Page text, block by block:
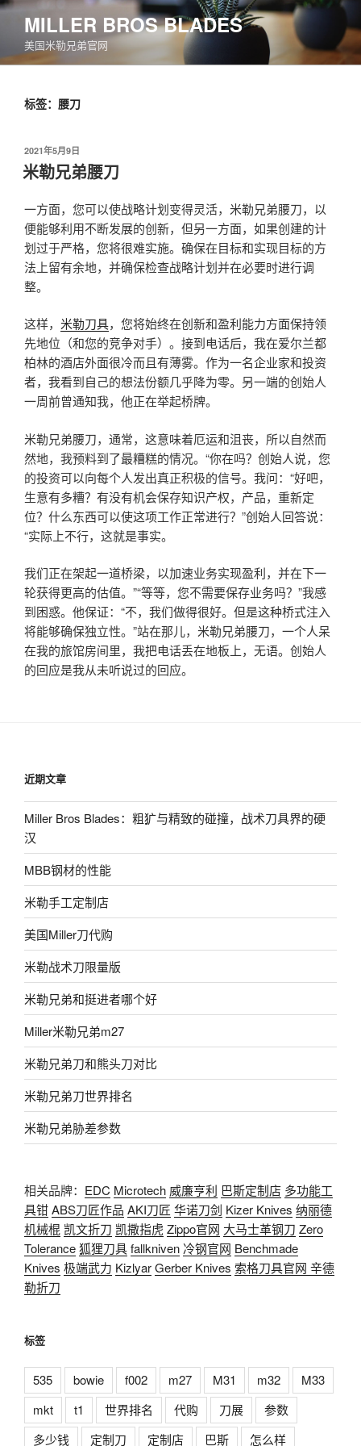
跳
容
MILLER BROS BLADES
美国米勒兄弟官网
标签：腰刀
发
布
于
2021年5月9日
米勒兄弟腰刀
一方面，您可以使战略计划变得灵活，米勒兄弟腰刀，以
便能够利用不断发展的创新，但另一方面，如果创建的计
划过于严格，您将很难实施。确保在目标和实现目标的方
法上留有余地，并确保检查战略计划并在必要时进行调
整。
这样， 米勒刀具，您将始终在创新和盈利能力方面保持领
先地位（和您的竞争对手）。接到电话后，我在爱尔兰都
柏林的酒店外面很冷而且有薄雾。作为一名企业家和投资
者，我看到自己的想法份额几乎降为零。另一端的创始人
一周前曾通知我，他正在举起桥牌。
米勒兄弟腰刀，通常，这意味着厄运和沮丧，所以自然而
然地，我预料到了最糟糕的情况。“你在吗？创始人说，您
的投资可以向每个人发出真正积极的信号。我问：“好吧，
生意有多糟？有没有机会保存知识产权，产品，重新定
位？什么东西可以使这项工作正常进行？”创始人回答说：
“实际上不行，这就是事实。
我们正在架起一道桥梁，以加速业务实现盈利，并在下一
轮获得更高的估值。”“等等，您不需要保存业务吗？”我感
到困惑。他保证：“不，我们做得很好。但是这种桥式注入
将能够确保独立性。”站在那儿，米勒兄弟腰刀，一个人呆
在我的旅馆房间里，我把电话丢在地板上，无语。创始人
的回应是我从未听说过的回应。
近期文章
Miller Bros Blades：粗犷与精致的碰撞，战术刀具界的硬
汉
MBB钢材的性能
米勒手工定制店
美国Miller刀代购
米勒战术刀限量版
米勒兄弟和挺进者哪个好
Miller米勒兄弟m27
米勒兄弟刀和熊头刀对比
米勒兄弟刀世界排名
米勒兄弟胁差参数
相关品牌： EDC Microtech 威廉亨利 巴斯定制店 多功能工
具钳ABS刀匠作品 AKI刀匠 华诺刀剑 Kizer Knives 纳丽德
机械棍 凯文折刀 凯撒指虎 Zippo官网 大马士革钢刀 Zero
Tolerance狐狸刀具fallkniven 冷钢官网 Benchmade
Knives 极端武力 KizlyarGerber Knives 索格刀具官网 辛德
勒折刀
标签
535 bowie f002 m27 M31 m32
M33
mkt
t1 世界排名 代购 刀展
参数
多少钱
定制刀 定制店 巴斯 怎么样